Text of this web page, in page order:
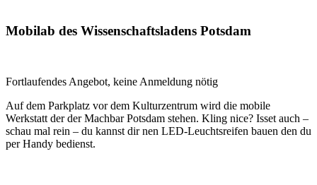
Mobilab des Wissenschaftsladens Potsdam
Fortlaufendes Angebot, keine Anmeldung nötig
Auf dem Parkplatz vor dem Kulturzentrum wird die mobile
Werkstatt der der Machbar Potsdam stehen. Kling nice? Isset auch –
schau mal rein – du kannst dir nen LED-Leuchtsreifen bauen den du
per Handy bedienst.